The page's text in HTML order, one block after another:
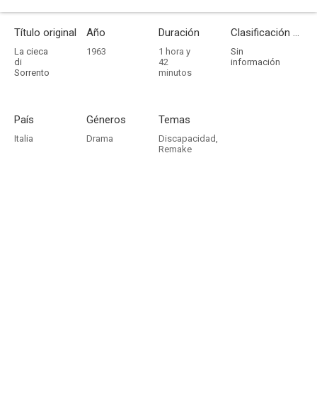
Título original
La cieca
di
Sorrento
Año
1963
Duración
1 hora y
42
minutos
Clasificación por edades
Sin
información
País
Italia
Géneros
Drama
Temas
Discapacidad,
Remake